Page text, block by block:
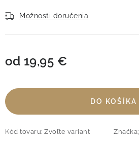
Možnosti doručenia
od 19,95 €
DO KOŠÍKA
Kód tovaru: Zvoľte variant Značka: